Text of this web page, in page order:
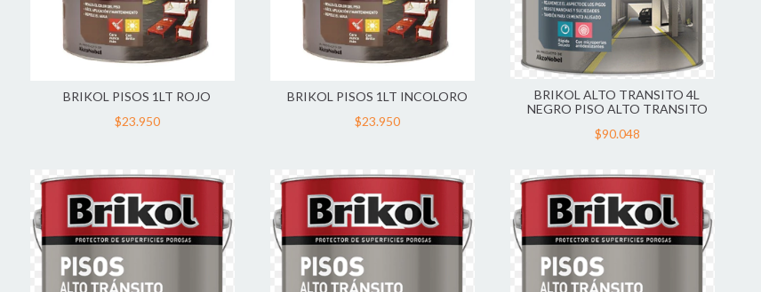
BRIKOL PISOS 1LT ROJO
$23.950
BRIKOL PISOS 1LT INCOLORO
$23.950
BRIKOL ALTO TRANSITO 4L
NEGRO PISO ALTO TRANSITO
$90.048